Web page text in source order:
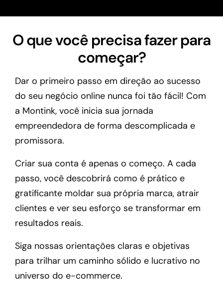
O que você precisa fazer para
começar?
Dar o primeiro passo em direção ao sucesso
do seu negócio online nunca foi tão fácil! Com
a Montink, você inicia sua jornada
empreendedora de forma descomplicada e
promissora.
Criar sua conta é apenas o começo. A cada
passo, você descobrirá como é prático e
gratificante moldar sua própria marca, atrair
clientes e ver seu esforço se transformar em
resultados reais.
Siga nossas orientações claras e objetivas
para trilhar um caminho sólido e lucrativo no
universo do e-commerce.